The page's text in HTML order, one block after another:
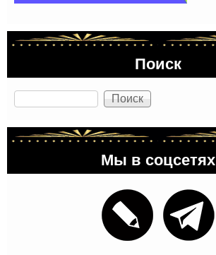
Поиск
Поиск
Мы в соцсетях